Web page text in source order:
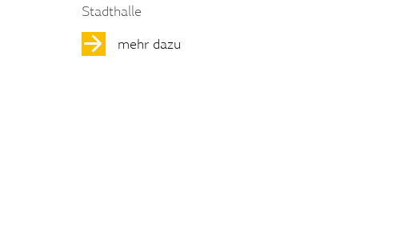
Stadthalle
mehr dazu